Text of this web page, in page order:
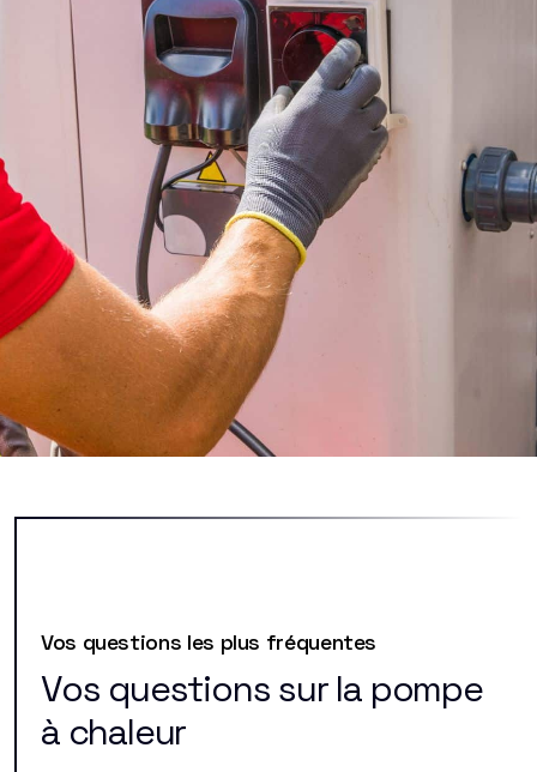
Vos questions les plus fréquentes
Vos questions sur la pompe
à chaleur